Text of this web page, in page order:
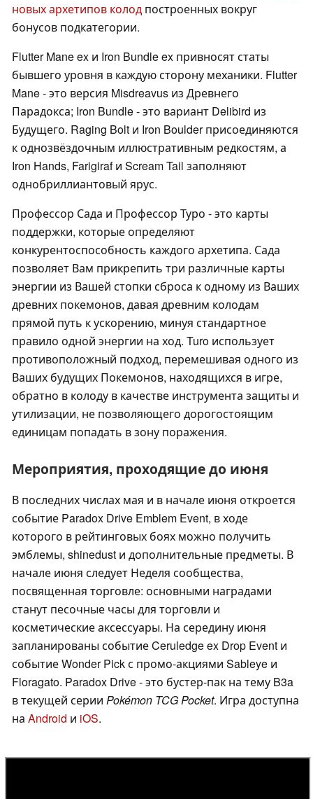
новых архетипов колод построенных вокруг
бонусов подкатегории.
Flutter Mane ex и Iron Bundle ex привносят статы
бывшего уровня в каждую сторону механики. Flutter
Mane - это версия Misdreavus из Древнего
Парадокса; Iron Bundle - это вариант Delibird из
Будущего. Raging Bolt и Iron Boulder присоединяются
к однозвёздочным иллюстративным редкостям, а
Iron Hands, Farigiraf и Scream Tail заполняют
однобриллиантовый ярус.
Профессор Сада и Профессор Туро - это карты
поддержки, которые определяют
конкурентоспособность каждого архетипа. Сада
позволяет Вам прикрепить три различные карты
энергии из Вашей стопки сброса к одному из Ваших
древних покемонов, давая древним колодам
прямой путь к ускорению, минуя стандартное
правило одной энергии на ход. Turo использует
противоположный подход, перемешивая одного из
Ваших будущих Покемонов, находящихся в игре,
обратно в колоду в качестве инструмента защиты и
утилизации, не позволяющего дорогостоящим
единицам попадать в зону поражения.
Мероприятия, проходящие до июня
В последних числах мая и в начале июня откроется
событие Paradox Drive Emblem Event, в ходе
которого в рейтинговых боях можно получить
эмблемы, shinedust и дополнительные предметы. В
начале июня следует Неделя сообщества,
посвященная торговле: основными наградами
станут песочные часы для торговли и
косметические аксессуары. На середину июня
запланированы событие Ceruledge ex Drop Event и
событие Wonder Pick с промо-акциями Sableye и
Floragato. Paradox Drive - это бустер-пак на тему B3a
в текущей серии Pokémon TCG Pocket. Игра доступна
на Android и iOS.